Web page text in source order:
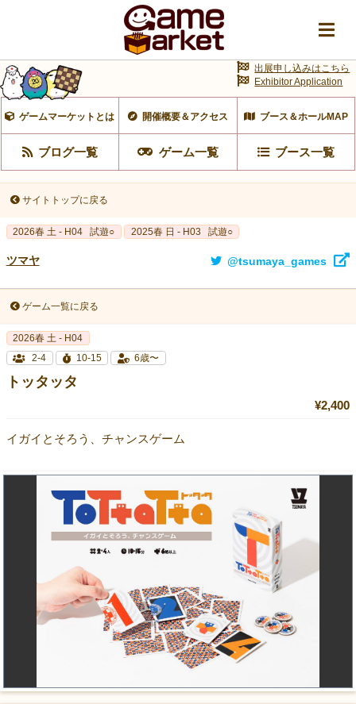
ゲームマーケットとは 開催概要＆アクセス ブース＆ホールMAP
ブログ一覧 ゲーム一覧 ブース一覧
出展申し込みはこちら
Exhibitor Application
サイトトップに戻る
2026春 土 - H04 試遊○ 2025春 日 - H03 試遊○
ツマヤ @tsumaya_games
ゲーム一覧に戻る
2026春 土 - H04
2-4
10-15 6歳〜
トッタッタ
¥2,400
イガイとそろう、チャンスゲーム